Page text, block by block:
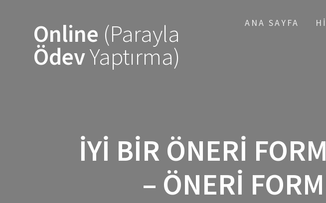
Online (Parayla
ÖdevYaptırma)
ANA SAYFA
İYI BIR ÖNERI
– ÖNERI